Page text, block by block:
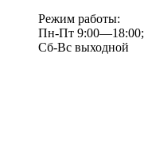
Режим работы:
Пн-Пт 9:00—18:00;
Сб-Вс выходной